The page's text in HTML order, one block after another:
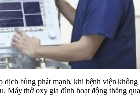
bùng phát mạnh, khi bệnh viện
thở oxy gia đình hoạt động thông